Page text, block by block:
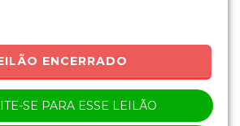
ENCERRADO
SE PARA ESSE LEILÃO